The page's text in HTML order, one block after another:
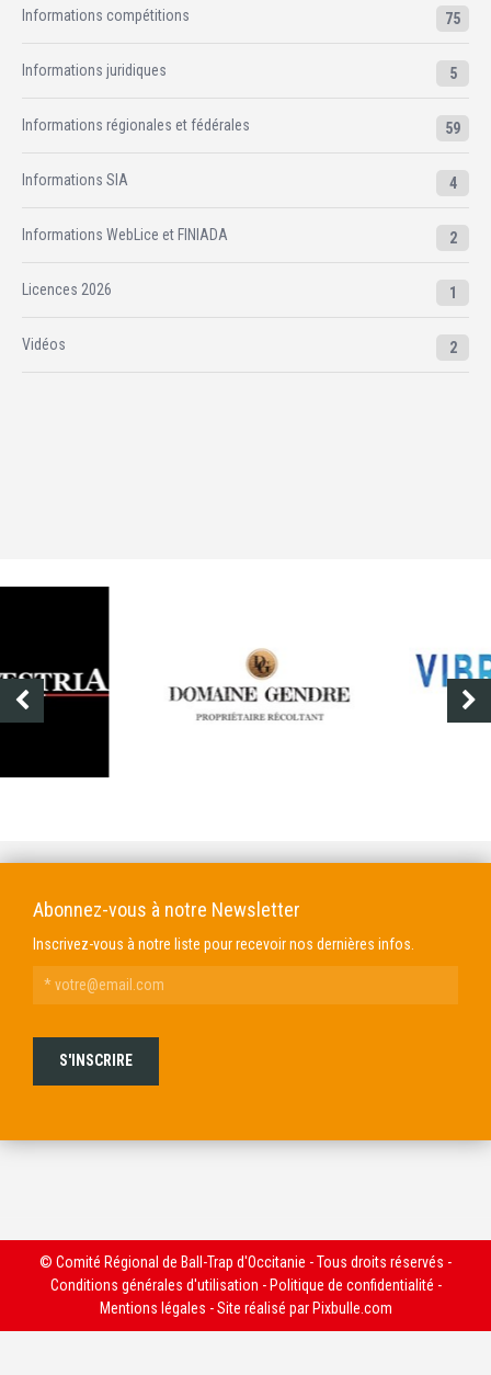
Informations compétitions 75
Informations juridiques 5
Informations régionales et fédérales 59
Informations SIA 4
Informations WebLice et FINIADA 2
Licences 2026 1
Vidéos 2
Abonnez-vous à notre Newsletter
Inscrivez-vous à notre liste pour recevoir nos dernières infos.
© Comité Régional de Ball-Trap d'Occitanie - Tous droits réservés -
Conditions générales d'utilisation - Politique de confidentialité -
Mentions légales - Site réalisé par Pixbulle.com